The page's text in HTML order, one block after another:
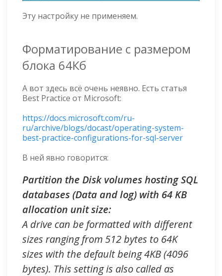
Эту настройку не применяем.
Форматирование с размером
блока 64Кб
А вот здесь всё очень неявно. Есть статья
Best Practice от Microsoft:
https://docs.microsoft.com/ru-
ru/archive/blogs/docast/operating-system-
best-practice-configurations-for-sql-server
В ней явно говорится:
Partition the Disk volumes hosting SQL
databases (Data and log) with 64 KB
allocation unit size:
A drive can be formatted with different
sizes ranging from 512 bytes to 64K
sizes with the default being 4KB (4096
bytes). This setting is also called as